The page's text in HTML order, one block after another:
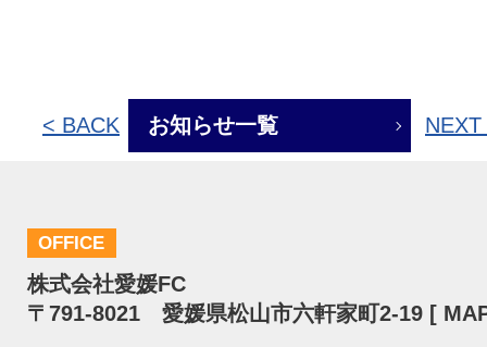
< BACK お知らせ一覧 NEXT
OFFICE
株式会社愛媛FC
〒791-8021 愛媛県松山市六軒家町2-19 [